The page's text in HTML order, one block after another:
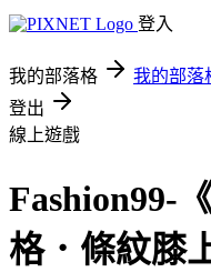
登入
我的部落格 我的部落
登出
線上遊戲
Fashion99-
格．條紋膝